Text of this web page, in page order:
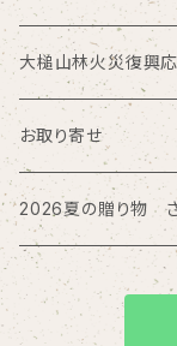
お肉加工品
久慈ファーム
トロイカ
回進堂
岩谷堂羊羹
お酒
モロゾフ
大槌山林火災復興
大槌サーモン
磯ラーメン
大槌鹿の缶詰
お取り寄せ
北海道
三方六
東海
2026夏の贈り物
ぴょんぴょん舎